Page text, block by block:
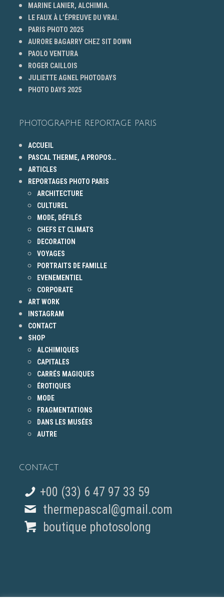
MARINE LANIER, ALCHIMIA.
LE FAUX À L’ÉPREUVE DU VRAI.
PARIS PHOTO 2025
AURORE BAGARRY CHEZ SIT DOWN
PAOLO VENTURA
ROGER CAILLOIS
JULIETTE AGNEL PHOTODAYS
PHOTO DAYS 2025
PHOTOGRAPHE REPORTAGE PARIS
ACCUEIL
PASCAL THERME, A PROPOS…
ARTICLES
REPORTAGES PHOTO PARIS
ARCHITECTURE
CULTUREL
MODE, DÉFILÉS
CHEFS ET CLIMATS
DECORATION
VOYAGES
PORTRAITS DE FAMILLE
EVENEMENTIEL
CORPORATE
ART WORK
INSTAGRAM
CONTACT
SHOP
ALCHIMIQUES
CAPITALES
CARRÉS MAGIQUES
ÉROTIQUES
MODE
FRAGMENTATIONS
DANS LES MUSÉES
AUTRE
CONTACT
+00 (33) 6 47 97 33 59
thermepascal@gmail.com
boutique photosolong